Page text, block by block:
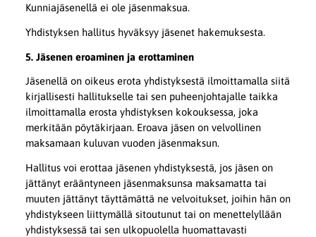
Kunnia­jäsenellä ei ole jäsenmaksua.
Yhdistyksen hallitus hyväksyy jäsenet hakemuksesta.
5. Jäsenen eroaminen ja erottaminen
Jäsenellä on oikeus erota yhdistyksestä ilmoittamalla siitä
kirjallisesti hallitukselle tai sen puheenjohtajalle taikka
ilmoittamalla erosta yhdistyksen kokouksessa, joka
merkitään pöytäkirjaan. Eroava jäsen on velvollinen
maksamaan kuluvan vuoden jäsenmaksun.
Hallitus voi erottaa jäsenen yhdistyksestä, jos jäsen on
jättänyt erääntyneen jäsenmaksunsa maksamatta tai
muuten jättänyt täyttämättä ne velvoitukset, joihin hän on
yhdistykseen liittymällä sitoutunut tai on menettelyllään
yhdistyksessä tai sen ulkopuolella huomattavasti